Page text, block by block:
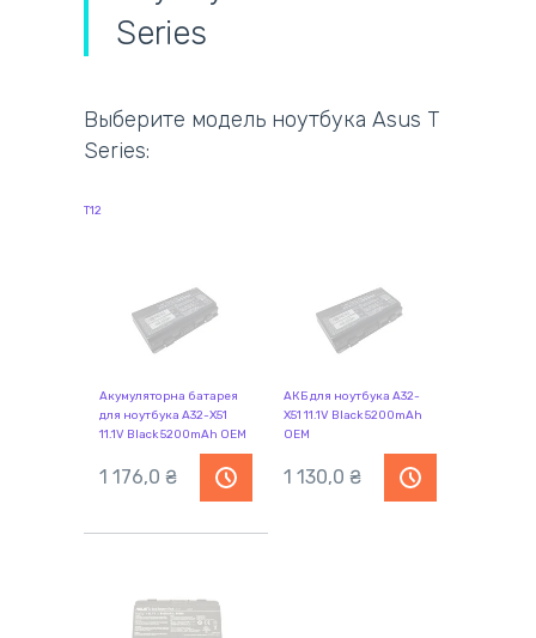
Series
Выберите модель ноутбука Asus T
Series:
T12
Акумуляторна батарея
для ноутбука A32-X51
11.1V Black 5200mAh OEM
1 176,0 ₴
АКБ для ноутбука A32-
X51 11.1V Black 5200mAh
OEM
1 130,0 ₴